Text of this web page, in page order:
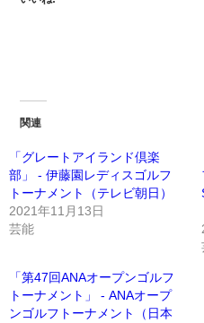
関連
「グレートアイランド倶楽
部」 - 伊藤園レディスゴルフ
トーナメント（テレビ朝日）
2021年11月13日
芸能
「第47回ANAオープンゴルフ
トーナメント」 - ANAオープ
ンゴルフトーナメント（日本